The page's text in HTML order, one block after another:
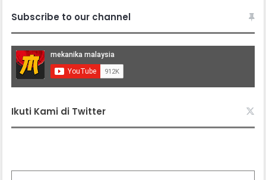
Subscribe to our channel
Ikuti Kami di Twitter